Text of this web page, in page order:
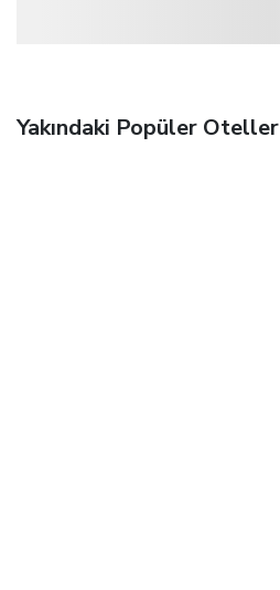
Yakındaki Popüler Oteller